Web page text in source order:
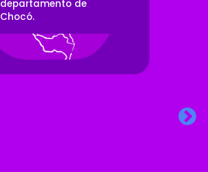
departamento de
Chocó.